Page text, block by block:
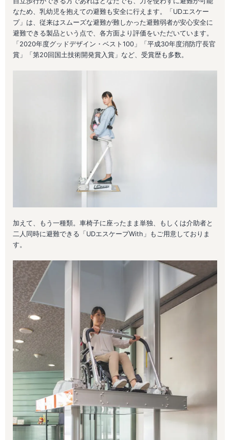
なため、乳幼児を抱えての避難も安全に行えます。「UDエスケー
プ」は、従来はスムーズな避難が難しかった避難弱者が安心安全に
避難できる製品という点で、各方面より評価をいただいています。
「2020年度グッドデザイン・ベスト100」「平成30年度消防庁長官
賞」「第20回国土技術開発賞入賞」など、受賞歴も多数。
加えて、もう一種類。車椅子に座ったまま単独、もしくは介助者と
二人同時に避難できる「UDエスケープWith」もご用意しておりま
す。